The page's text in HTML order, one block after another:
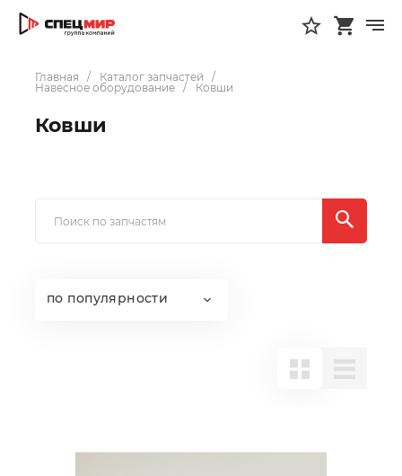
Главная
Каталог запчастей
Навесное оборудование
Ковши
Ковши
по популярности